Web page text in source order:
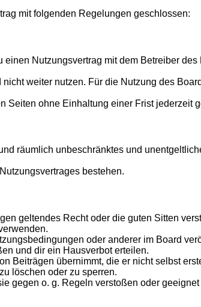
mit folgenden Regelungen geschlossen:
Nutzungsvertrag mit dem Betreiber
weiter nutzen. Für die Nutzung des
Seiten ohne Einhaltung einer Frist jederzeit
räumlich unbeschränktes und
bestehen.
geltendes Recht oder die guten Sitten
oder anderer im Board
und dir ein Hausverbot erteilen.
Beiträgen übernimmt, die er nicht selbst
löschen oder zu sperren.
gegen o. g. Regeln verstoßen oder